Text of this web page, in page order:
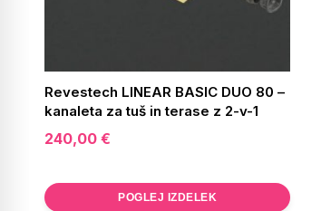
Revestech LINEAR BASIC DUO 80 –
kanaleta za tuš in terase z 2-v-1
240,00 €
POGLEJ IZDELEK